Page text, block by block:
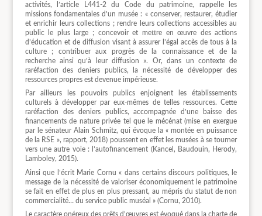
activités, l’article L441-2 du Code du patrimoine, rappelle les
missions fondamentales d’un musée : « conserver, restaurer, étudier
et enrichir leurs collections ; rendre leurs collections accessibles au
public le plus large ; concevoir et mettre en œuvre des actions
d’éducation et de diffusion visant à assurer l’égal accès de tous à la
culture ; contribuer aux progrès de la connaissance et de la
recherche ainsi qu’à leur diffusion ». Or, dans un contexte de
raréfaction des deniers publics, la nécessité de développer des
ressources propres est devenue impérieuse.
Par ailleurs les pouvoirs publics enjoignent les établissements
culturels à développer par eux-mêmes de telles ressources. Cette
raréfaction des deniers publics, accompagnée d’une baisse des
financements de nature privée tel que le mécénat (mise en exergue
par le sénateur Alain Schmitz, qui évoque la « montée en puissance
de la RSE », rapport, 2018) poussent en effet les musées à se tourner
vers une autre voie : l’autofinancement (Kancel, Baudouin, Herody,
Lamboley, 2015).
Ainsi que l’écrit Marie Cornu « dans certains discours politiques, le
message de la nécessité de valoriser économiquement le patrimoine
se fait en effet de plus en plus pressant, au mépris du statut de non
commercialité… du service public muséal » (Cornu, 2010).
Le caractère onéreux des prêts d’œuvres est évoqué dans la charte de